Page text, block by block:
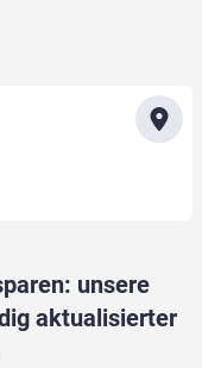
unsere
aktualisierter